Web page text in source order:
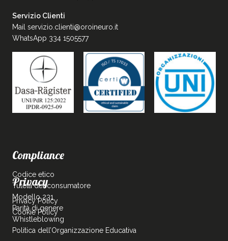
Servizio Clienti
Mail servizio.clienti@oroineuro.it
WhatsApp 334 1505577
Compliance
Codice etico
Tutela del consumatore
Modello 231
Parità di genere
Whistleblowing
Politica dell’Organizzazione Educativa
Privacy
Privacy Policy
Cookie Policy